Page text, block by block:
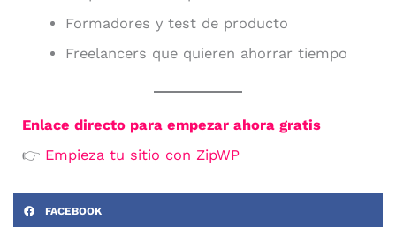
Formadores y test de producto
Freelancers que quieren ahorrar tiempo
Enlace directo para empezar ahora gratis
👉 Empieza tu sitio con ZipWP
FACEBOOK